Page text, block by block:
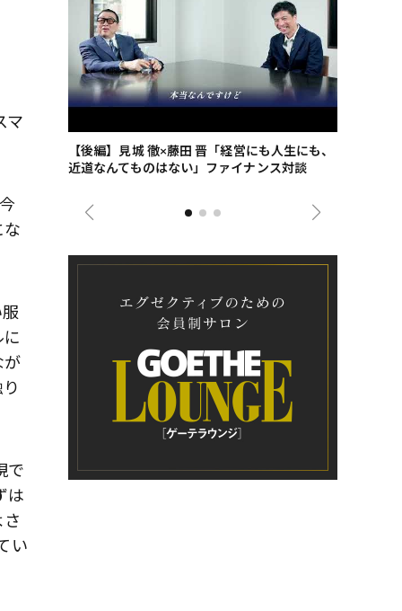
マ
な
が
で
は
い
た、海最
【後編】見城 徹×藤田 晋「経営にも人生にも、
近道なんてものはない」ファイナンス対談